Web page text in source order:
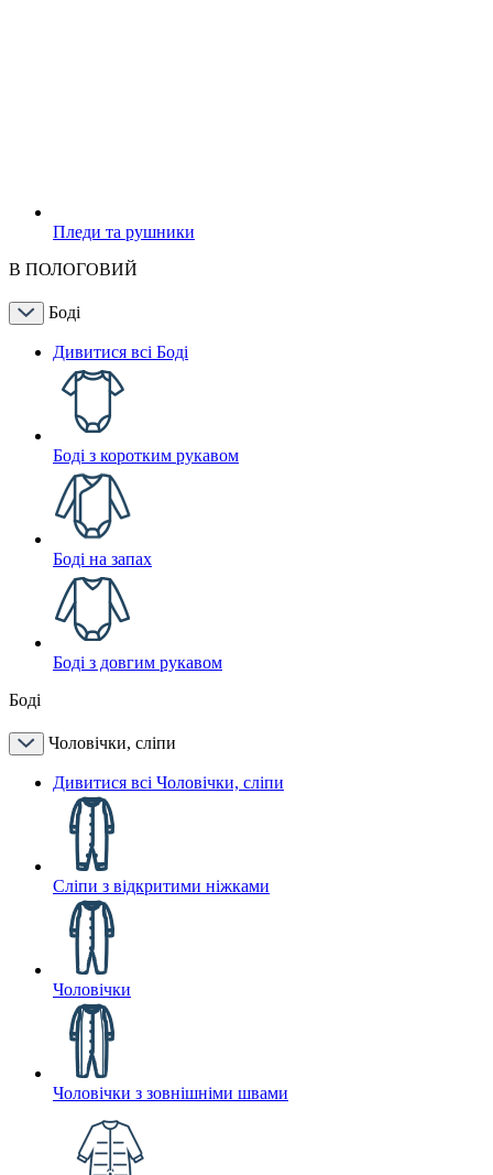
Пледи та рушники
В ПОЛОГОВИЙ
Боді
Дивитися всі Боді
Боді з коротким рукавом
Боді на запах
Боді з довгим рукавом
Боді
Чоловічки, сліпи
Дивитися всі Чоловічки, сліпи
Сліпи з відкритими ніжками
Чоловічки
Чоловічки з зовнішніми швами